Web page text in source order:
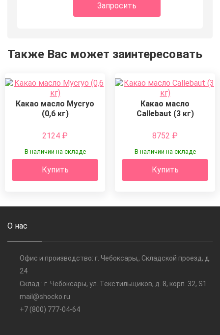
Запросить
Также Вас может заинтересовать
Какао масло Mycryo
(0,6 кг)
2124 ₽
В наличии на складе
Купить
Какао масло
Callebaut (3 кг)
8752 ₽
В наличии на складе
Купить
О нас
Офис и производство: г. Чебоксары,, Складской проезд, д.
24
Склад : г. Чебоксары, ул. Текстильщиков, д. 8, корп. 32, S1
mail@shocko.ru
+7 (800) 777-04-64